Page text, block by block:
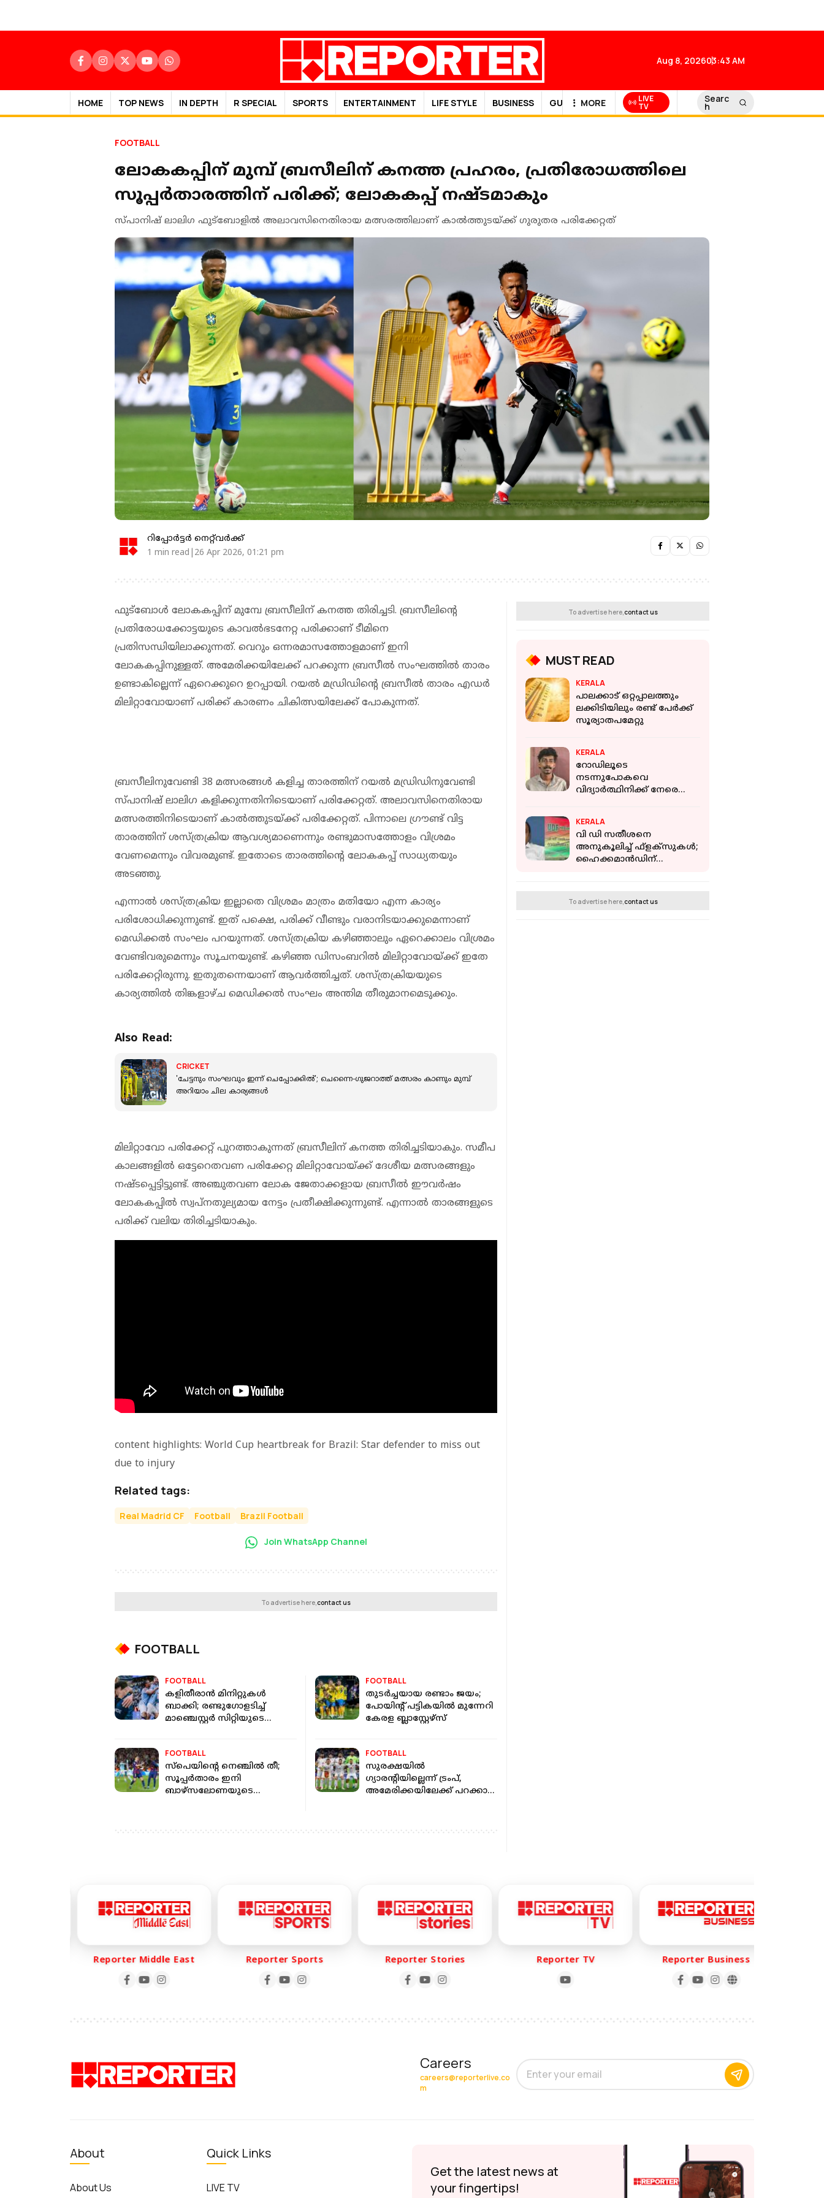
Aug 8, 202603:43 AM
HOME TOP NEWS IN DEPTH R SPECIAL SPORTS ENTERTAINMENT LIFE STYLE BUSINESS GULF NEWS
MORE LIVE
TV
Searc
h
FOOTBALL
ലോകകപ്പിന് മുമ്പ് ബ്രസീലിന് കനത്ത പ്രഹരം, പ്രതിരോധത്തിലെ
സൂപ്പര്‍താരത്തിന് പരിക്ക്; ലോകകപ്പ് നഷ്ടമാകും
സ്പാനിഷ് ലാലിഗ ഫുട്‌ബോളില്‍ അലാവസിനെതിരായ മത്സരത്തിലാണ് കാല്‍ത്തുടയ്ക്ക് ഗുരുതര പരിക്കേറ്റത്
റിപ്പോർട്ടർ നെറ്റ്‌വര്‍ക്ക്‌
1 min read|26 Apr 2026, 01:21 pm
ഫുട്‌ബോള്‍ ലോകകപ്പിന് മുമ്പേ ബ്രസീലിന് കനത്ത തിരിച്ചടി. ബ്രസീലിന്റെ
പ്രതിരോധക്കോട്ടയുടെ കാവല്‍ഭടനേറ്റ പരിക്കാണ് ടീമിനെ
പ്രതിസന്ധിയിലാക്കുന്നത്. വെറും ഒന്നരമാസത്തോളമാണ് ഇനി
ലോകകപ്പിനുള്ളത്. അമേരിക്കയിലേക്ക് പറക്കുന്ന ബ്രസീല്‍ സംഘത്തില്‍ താരം
ഉണ്ടാകില്ലെന്ന് ഏറെക്കുറെ ഉറപ്പായി. റയല്‍ മഡ്രിഡിന്റെ ബ്രസീല്‍ താരം എഡര്‍
മിലിറ്റാവോയാണ് പരിക്ക് കാരണം ചികിത്സയിലേക്ക് പോകുന്നത്.
ബ്രസീലിനുവേണ്ടി 38 മത്സരങ്ങള്‍ കളിച്ച താരത്തിന് റയല്‍ മഡ്രിഡിനുവേണ്ടി
സ്പാനിഷ് ലാലിഗ കളിക്കുന്നതിനിടെയാണ് പരിക്കേറ്റത്. അലാവസിനെതിരായ
മത്സരത്തിനിടെയാണ് കാല്‍ത്തുടയ്ക്ക് പരിക്കേറ്റത്. പിന്നാലെ ഗ്രൗണ്ട് വിട്ട
താരത്തിന് ശസ്ത്രക്രിയ ആവശ്യമാണെന്നും രണ്ടുമാസത്തോളം വിശ്രമം
വേണമെന്നും വിവരമുണ്ട്. ഇതോടെ താരത്തിന്റെ ലോകകപ്പ് സാധ്യതയും
അടഞ്ഞു.
എന്നാല്‍ ശസ്ത്രക്രിയ ഇല്ലാതെ വിശ്രമം മാത്രം മതിയോ എന്ന കാര്യം
പരിശോധിക്കുന്നുണ്ട്. ഇത് പക്ഷെ, പരിക്ക് വീണ്ടും വരാനിടയാക്കുമെന്നാണ്
മെഡിക്കല്‍ സംഘം പറയുന്നത്. ശസ്ത്രക്രിയ കഴിഞ്ഞാലും ഏറെക്കാലം വിശ്രമം
വേണ്ടിവരുമെന്നും സൂചനയുണ്ട്. കഴിഞ്ഞ ഡിസംബറില്‍ മിലിറ്റാവോയ്ക്ക് ഇതേ
പരിക്കേറ്റിരുന്നു. ഇതുതന്നെയാണ് ആവര്‍ത്തിച്ചത്. ശസ്ത്രക്രിയയുടെ
കാര്യത്തില്‍ തിങ്കളാഴ്ച മെഡിക്കല്‍ സംഘം അന്തിമ തീരുമാനമെടുക്കും.
Also Read:
CRICKET
'ചേട്ടനും സംഘവും ഇന്ന് ചെപ്പോക്കില്‍'; ചെന്നൈ-ഗുജറാത്ത് മത്സരം കാണും മുമ്പ്
അറിയാം ചില കാര്യങ്ങള്‍
മിലിറ്റാവോ പരിക്കേറ്റ് പുറത്താകുന്നത് ബ്രസീലിന് കനത്ത തിരിച്ചടിയാകും. സമീപ
കാലങ്ങളില്‍ ഒട്ടേറെതവണ പരിക്കേറ്റ മിലിറ്റാവോയ്ക്ക് ദേശീയ മത്സരങ്ങളും
നഷ്ടപ്പെട്ടിട്ടുണ്ട്. അഞ്ചുതവണ ലോക ജേതാക്കളായ ബ്രസീല്‍ ഈവര്‍ഷം
ലോകകപ്പില്‍ സ്വപ്‌നതുല്യമായ നേട്ടം പ്രതീക്ഷിക്കുന്നുണ്ട്. എന്നാല്‍ താരങ്ങളുടെ
പരിക്ക് വലിയ തിരിച്ചടിയാകും.
content highlights: World Cup heartbreak for Brazil: Star defender to miss out
due to injury
Related tags:
Real Madrid CF Football Brazil Football
Join WhatsApp Channel
To advertise here,contact us
FOOTBALL
FOOTBALL
കളിതീരാന്‍ മിനിറ്റുകള്‍
ബാക്കി; രണ്ടുഗോളടിച്ച്
മാഞ്ചെസ്റ്റര്‍ സിറ്റിയുടെ
FOOTBALL
തുടര്‍ച്ചയായ രണ്ടാം ജയം;
പോയിന്റ് പട്ടികയില്‍ മുന്നേറി
കേരള ബ്ലാസ്റ്റേഴ്‌സ്
FOOTBALL
സ്‌പെയിന്റെ നെഞ്ചില്‍ തീ;
സൂപ്പര്‍താരം ഇനി
ബാഴ്‌സലോണയുടെ
FOOTBALL
സുരക്ഷയില്‍
ഗ്യാരന്റിയില്ലെന്ന് ട്രംപ്,
അമേരിക്കയിലേക്ക് പറക്കാന്‍
To advertise here, contact us
MUST READ
KERALA
പാലക്കാട് ഒറ്റപ്പാലത്തും
ലക്കിടിയിലും രണ്ട് പേർക്ക്
സൂര്യാതപമേറ്റു
KERALA
റോഡിലൂടെ
നടന്നുപോകവെ
വിദ്യാര്‍ത്ഥിനിക്ക് നേരെ
KERALA
വി ഡി സതീശനെ
അനുകൂലിച്ച് ഫ്‌ളക്‌സുകള്‍;
ഹൈക്കമാന്‍ഡിന്
To advertise here, contact us
Reporter Middle East Reporter Sports Reporter Stories Reporter TV Reporter Business
Careers
careers@reporterlive.co
m
About
About Us
Quick Links
LIVE TV
Get the latest news at
your fingertips!